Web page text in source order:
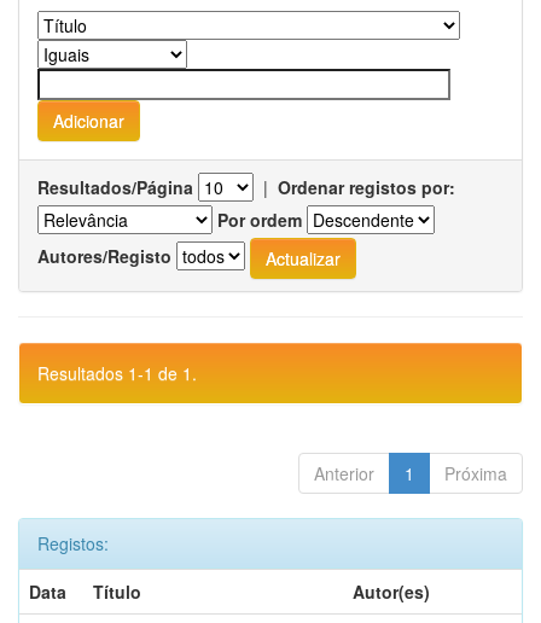
Resultados/Página | Ordenar registos por:
Por ordem
Autores/Registo
Resultados 1-1 de 1.
Anterior 1 Próxima
Registos:
Data
Título
Autor(es)